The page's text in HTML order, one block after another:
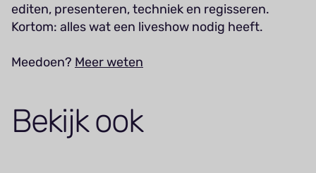
editen, presenteren, techniek en regisseren.
Kortom: alles wat een liveshow nodig heeft.
Meedoen? Meer weten
Bekijk ook